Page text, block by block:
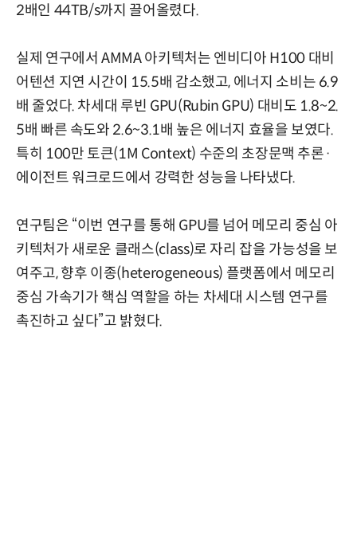
2배인 44TB/s까지 끌어올렸다.
실제 연구에서 AMMA 아키텍처는 엔비디아 H100 대비
어텐션 지연 시간이 15.5배 감소했고, 에너지 소비는 6.9
배 줄었다. 차세대 루빈 GPU(Rubin GPU) 대비도 1.8~2.
5배 빠른 속도와 2.6~3.1배 높은 에너지 효율을 보였다.
특히 100만 토큰(1M Context) 수준의 초장문맥 추론·
에이전트 워크로드에서 강력한 성능을 나타냈다.
연구팀은 “이번 연구를 통해 GPU를 넘어 메모리 중심 아
키텍처가 새로운 클래스(class)로 자리 잡을 가능성을 보
여주고, 향후 이종(heterogeneous) 플랫폼에서 메모리
중심 가속기가 핵심 역할을 하는 차세대 시스템 연구를
촉진하고 싶다”고 밝혔다.